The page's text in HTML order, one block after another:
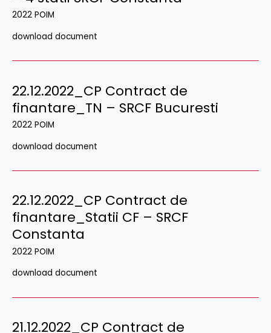
2022 POIM
download document
22.12.2022_CP Contract de
finantare_TN – SRCF Bucuresti
2022 POIM
download document
22.12.2022_CP Contract de
finantare_Statii CF – SRCF
Constanta
2022 POIM
download document
21.12.2022_CP Contract de